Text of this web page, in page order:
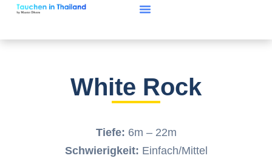
White Rock
Tiefe: 6m – 22m
Schwierigkeit: Einfach/Mittel